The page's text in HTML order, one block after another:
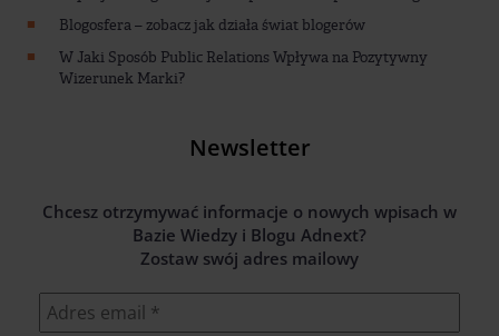
Blogosfera – zobacz jak działa świat blogerów
W Jaki Sposób Public Relations Wpływa na Pozytywny
Wizerunek Marki?
Newsletter
Chcesz otrzymywać informacje o nowych wpisach w
Bazie Wiedzy i Blogu Adnext?
Zostaw swój adres mailowy